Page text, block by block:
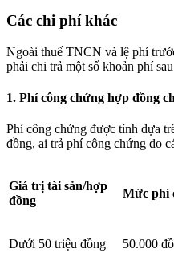
Các chi phí khác
Ngoài thuế TNCN và lệ phí
phải chi trả một số khoản phí
1. Phí công chứng hợp đồng
Phí công chứng được tính dựa
đồng, ai trả phí công chứng do
Giá trị tài sản/hợp
đồng
Mức phí
Dưới 50 triệu đồng 50.000